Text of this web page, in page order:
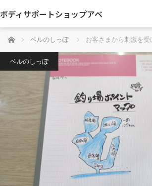
ボディサポートショップアベ
ホーム ベルのしっぽ お客さまから刺激を受
ベルのしっぽ